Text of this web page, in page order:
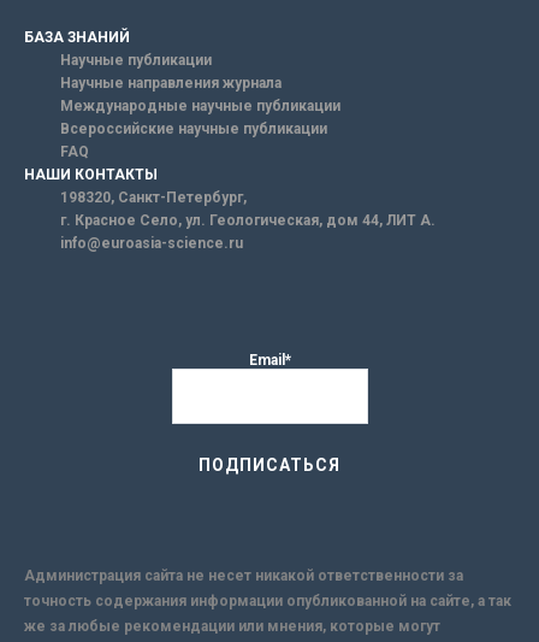
БАЗА ЗНАНИЙ
Научные публикации
Научные направления журнала
Международные научные публикации
Всероссийские научные публикации
FAQ
НАШИ КОНТАКТЫ
198320, Санкт-Петербург,
г. Красное Село, ул. Геологическая, дом 44, ЛИТ А.
info@euroasia-science.ru
Email*
Администрация сайта не несет никакой ответственности за
точность содержания информации опубликованной на сайте, а так
же за любые рекомендации или мнения, которые могут